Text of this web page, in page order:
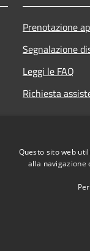
Prenotazione
Segnalazione
Leggi le FAQ
Richiesta
Questo sito web
alla navigazione